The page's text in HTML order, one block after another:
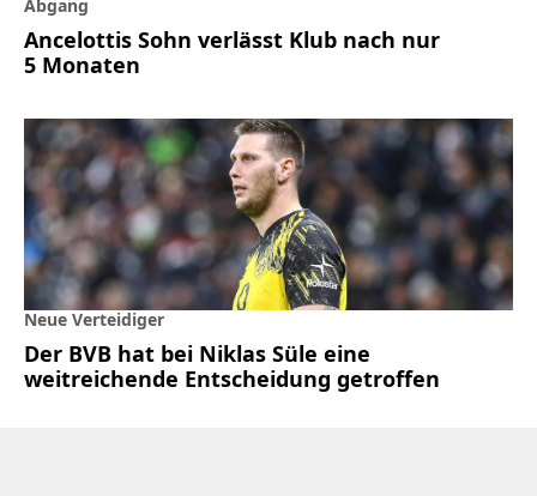
Abgang
Ancelottis Sohn verlässt Klub nach nur
5 Monaten
Neue Verteidiger
Der BVB hat bei Niklas Süle eine
weitreichende Entscheidung getroffen